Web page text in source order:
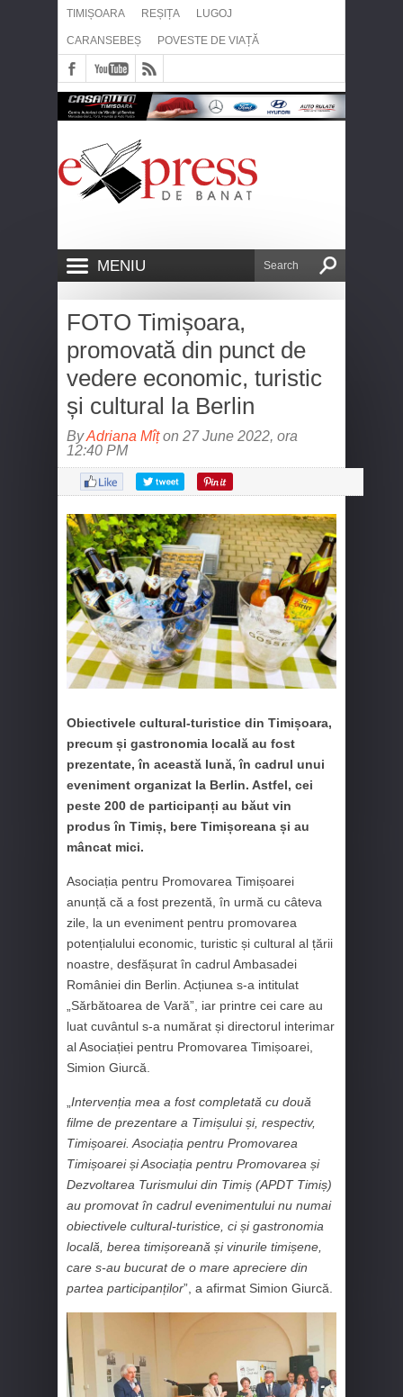
TIMIȘOARA REȘIȚA LUGOJ
CARANSEBEȘ POVESTE DE VIAȚĂ
MENIU
FOTO Timișoara,
promovată din punct de
vedere economic, turistic
și cultural la Berlin
ByAdriana Mîțon 27 June 2022, ora
12:40 PM
Obiectivele cultural-turistice din Timișoara,
precum și gastronomia locală au fost
prezentate, în această lună, în cadrul unui
eveniment organizat la Berlin. Astfel, cei
peste 200 de participanți au băut vin
produs în Timiș, bere Timișoreana și au
mâncat mici.
Asociația pentru Promovarea Timișoarei
anunță că a fost prezentă, în urmă cu câteva
zile, la un eveniment pentru promovarea
potențialului economic, turistic și cultural al țării
noastre, desfășurat în cadrul Ambasadei
României din Berlin. Acțiunea s-a intitulat
„Sărbătoarea de Vară”, iar printre cei care au
luat cuvântul s-a numărat și directorul interimar
al Asociației pentru Promovarea Timișoarei,
Simion Giurcă.
Intervenția mea a fost completată cu două
filme de prezentare a Timișului și, respectiv,
Timișoarei. Asociația pentru Promovarea
Timișoarei și Asociația pentru Promovarea și
Dezvoltarea Turismului din Timiș (APDT Timiș)
au promovat în cadrul evenimentului nu numai
obiectivele cultural-turistice, ci și gastronomia
locală, berea timișoreană și vinurile timișene,
care s-au bucurat de o mare apreciere din
partea participanților”, a afirmat Simion Giurcă.